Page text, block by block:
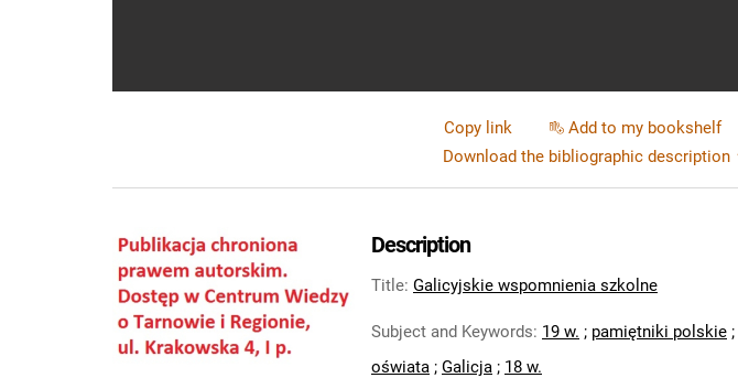
Copy link Add to my bookshelf
Download the bibliographic description
Description
Title: Galicyjskie wspomnienia szkolne
Subject and Keywords: 19 w. ; pamiętniki polskie ;
oświata ; Galicja ; 18 w.